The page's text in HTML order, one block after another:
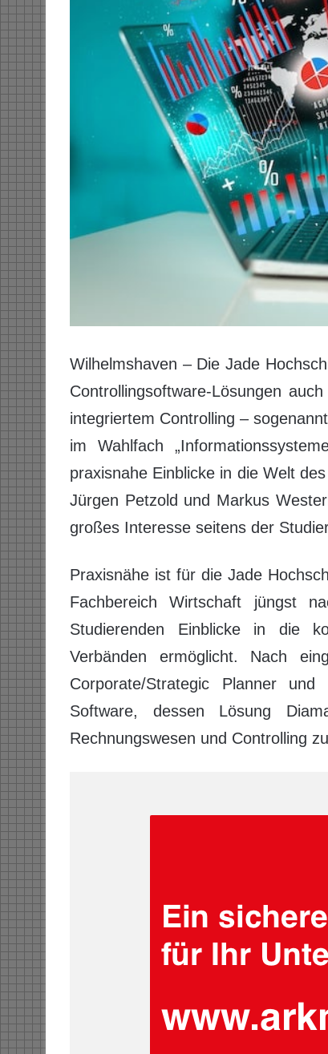
Wilhelmshaven – Die Jade
Controllingsoftware-Lösungen
integriertem Controlling –
im Wahlfach
praxisnahe Einblicke in die Welt
Jürgen Petzold und Markus
großes Interesse seitens der
Praxisnähe ist für die Jade
Fachbereich Wirtschaft jüngst
Studierenden Einblicke in die
Verbänden ermöglicht. Nach
Corporate/Strategic Planner
Software, dessen Lösung
Rechnungswesen und Controlling